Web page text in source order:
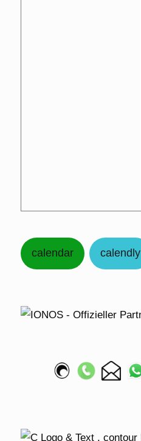
calendar calendly